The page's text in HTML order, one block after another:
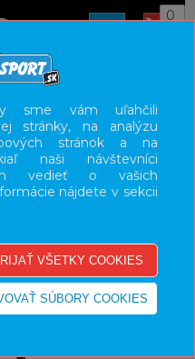
0
PANEL
sme vám uľahčili
stránky, na analýzu
stránok a na
naši návštevníci
vedieť o vašich
nájdete v sekcii